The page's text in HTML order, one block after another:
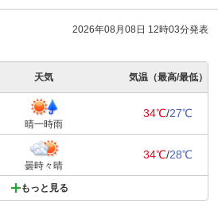
2026年08月08日 12時03分発表
天気 気温（最高/最低）
晴一時雨
34℃/27℃
曇時々晴
34℃/28℃
もっと見る